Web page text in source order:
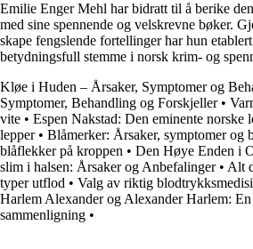
Emilie Enger Mehl har bidratt til å berike
med sine spennende og velskrevne bøker.
skape fengslende fortellinger har hun
betydningsfull stemme i norsk krim- og
Kløe i Huden – Årsaker, Symptomer og
Symptomer, Behandling og Forskjeller•
vite • Espen Nakstad: Den eminente norske
lepper• Blåmerker: Årsaker, symptomer og
blåflekker på kroppen • Den Høye Enden i
slim i halsen: Årsaker og Anbefalinger• Alt
typer utflod • Valg av riktig
Harlem Alexander og Alexander Harlem:
sammenligning •